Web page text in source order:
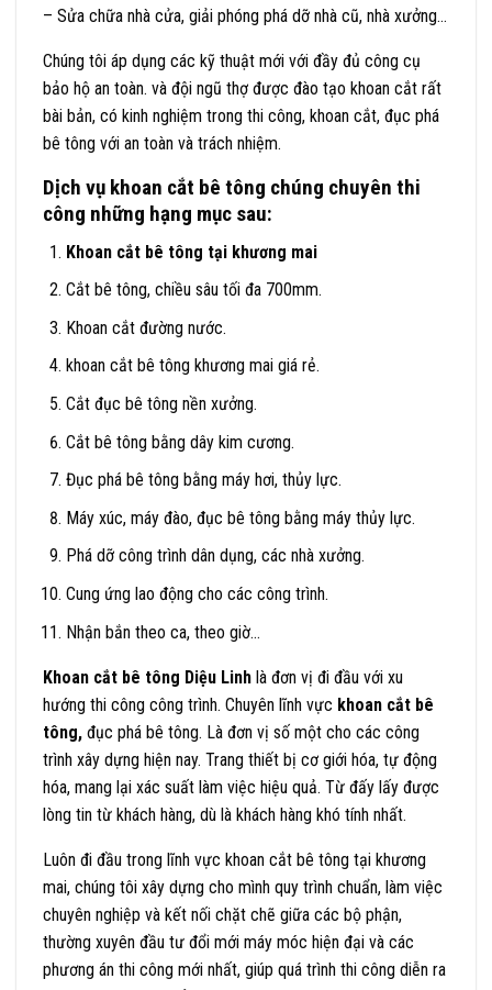
– Sửa chữa nhà cửa, giải phóng phá dỡ nhà cũ, nhà xưởng…
Chúng tôi áp dụng các kỹ thuật mới với đầy đủ công cụ
bảo hộ an toàn. và đội ngũ thợ được đào tạo khoan cắt rất
bài bản, có kinh nghiệm trong thi công, khoan cắt, đục phá
bê tông với an toàn và trách nhiệm.
Dịch vụ khoan cắt bê tông chúng chuyên thi
công những hạng mục sau:
Khoan cắt bê tông tại khương mai
Cắt bê tông, chiều sâu tối đa 700mm.
Khoan cắt đường nước.
khoan cắt bê tông khương mai giá rẻ.
Cắt đục bê tông nền xưởng.
Cắt bê tông bằng dây kim cương.
Đục phá bê tông bằng máy hơi, thủy lực.
Máy xúc, máy đào, đục bê tông bằng máy thủy lực.
Phá dỡ công trình dân dụng, các nhà xưởng.
Cung ứng lao động cho các công trình.
Nhận bắn theo ca, theo giờ…
Khoan cắt bê tông Diệu Linh là đơn vị đi đầu với xu
hướng thi công công trình. Chuyên lĩnh vực khoan cắt bê
tông, đục phá bê tông. Là đơn vị số một cho các công
trình xây dựng hiện nay. Trang thiết bị cơ giới hóa, tự động
hóa, mang lại xác suất làm việc hiệu quả. Từ đấy lấy được
lòng tin từ khách hàng, dù là khách hàng khó tính nhất.
Luôn đi đầu trong lĩnh vực khoan cắt bê tông tại khương
mai, chúng tôi xây dựng cho mình quy trình chuẩn, làm việc
chuyên nghiệp và kết nối chặt chẽ giữa các bộ phận,
thường xuyên đầu tư đổi mới máy móc hiện đại và các
phương án thi công mới nhất, giúp quá trình thi công diễn ra